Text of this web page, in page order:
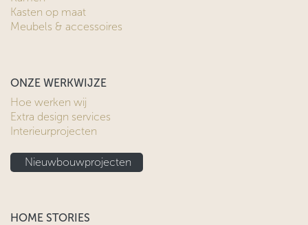
Kasten op maat
Meubels & accessoires
ONZE WERKWIJZE
Hoe werken wij
Extra design services
Interieurprojecten
Nieuwbouwprojecten
HOME STORIES